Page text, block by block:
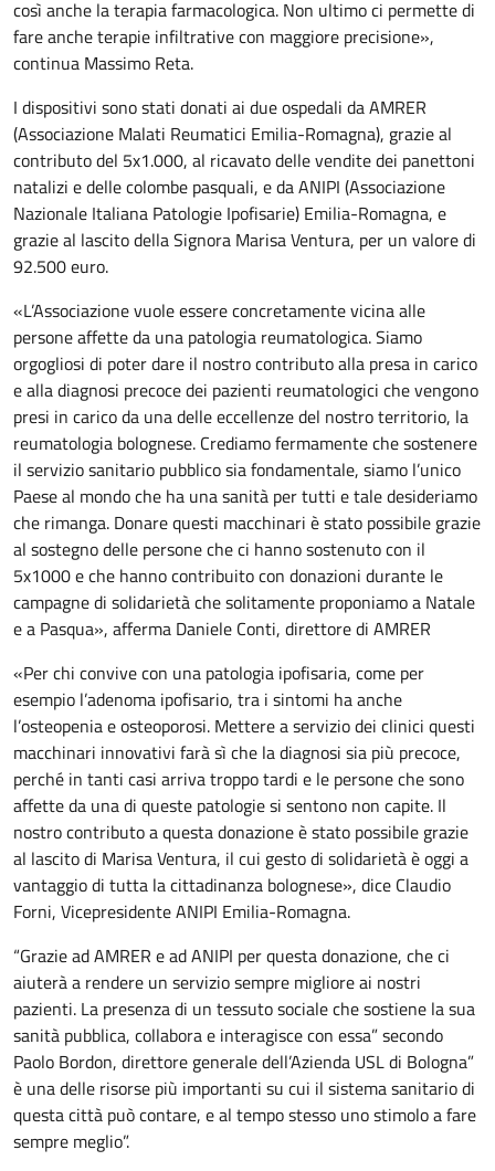
così anche la terapia farmacologica. Non ultimo ci permette di
fare anche terapie infiltrative con maggiore precisione»,
continua Massimo Reta.
I dispositivi sono stati donati ai due ospedali da AMRER
(Associazione Malati Reumatici Emilia-Romagna), grazie al
contributo del 5x1.000, al ricavato delle vendite dei panettoni
natalizi e delle colombe pasquali, e da ANIPI (Associazione
Nazionale Italiana Patologie Ipofisarie) Emilia-Romagna, e
grazie al lascito della Signora Marisa Ventura, per un valore di
92.500 euro.
«L’Associazione vuole essere concretamente vicina alle
persone affette da una patologia reumatologica. Siamo
orgogliosi di poter dare il nostro contributo alla presa in carico
e alla diagnosi precoce dei pazienti reumatologici che vengono
presi in carico da una delle eccellenze del nostro territorio, la
reumatologia bolognese. Crediamo fermamente che sostenere
il servizio sanitario pubblico sia fondamentale, siamo l’unico
Paese al mondo che ha una sanità per tutti e tale desideriamo
che rimanga. Donare questi macchinari è stato possibile grazie
al sostegno delle persone che ci hanno sostenuto con il
5x1000 e che hanno contribuito con donazioni durante le
campagne di solidarietà che solitamente proponiamo a Natale
e a Pasqua», afferma Daniele Conti, direttore di AMRER
«Per chi convive con una patologia ipofisaria, come per
esempio l’adenoma ipofisario, tra i sintomi ha anche
l’osteopenia e osteoporosi. Mettere a servizio dei clinici questi
macchinari innovativi farà sì che la diagnosi sia più precoce,
perché in tanti casi arriva troppo tardi e le persone che sono
affette da una di queste patologie si sentono non capite. Il
nostro contributo a questa donazione è stato possibile grazie
al lascito di Marisa Ventura, il cui gesto di solidarietà è oggi a
vantaggio di tutta la cittadinanza bolognese», dice Claudio
Forni, Vicepresidente ANIPI Emilia-Romagna.
“Grazie ad AMRER e ad ANIPI per questa donazione, che ci
aiuterà a rendere un servizio sempre migliore ai nostri
pazienti. La presenza di un tessuto sociale che sostiene la sua
sanità pubblica, collabora e interagisce con essa” secondo
Paolo Bordon, direttore generale dell’Azienda USL di Bologna”
è una delle risorse più importanti su cui il sistema sanitario di
questa città può contare, e al tempo stesso uno stimolo a fare
sempre meglio”.